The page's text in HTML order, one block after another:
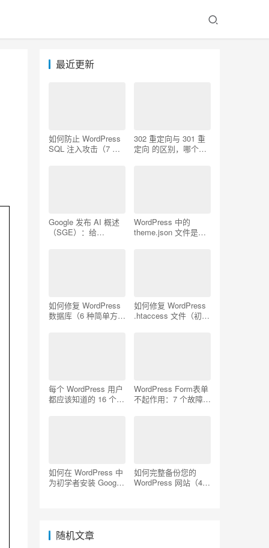
最近更新
如何防止 WordPress
SQL 注入攻击（7 个
302 重定向与 301 重
定向 的区别，哪个更
Google 发布 AI 概述
（SGE）：给
WordPress 中的
theme.json 文件是什
如何修复 WordPress
数据库（6 种简单方
如何修复 WordPress
.htaccess 文件（初学
每个 WordPress 用户
都应该知道的 16 个
WordPress Form表单
不起作用：7 个故障排
如何在 WordPress 中
为初学者安装 Google
如何完整备份您的
WordPress 网站（4
随机文章